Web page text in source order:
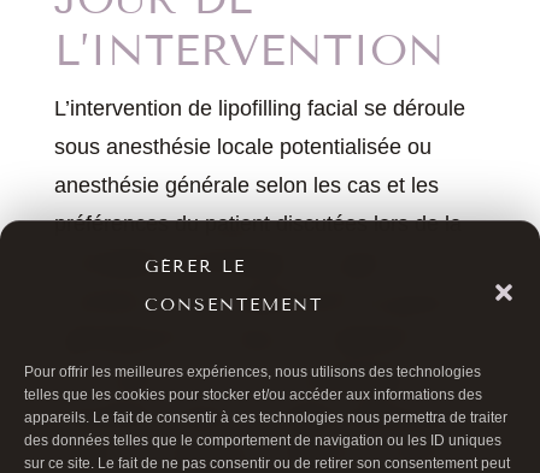
GÉRER LE
CONSENTEMENT
Pour offrir les meilleures expériences, nous utilisons des technologies
telles que les cookies pour stocker et/ou accéder aux informations des
appareils. Le fait de consentir à ces technologies nous permettra de traiter
des données telles que le comportement de navigation ou les ID uniques
sur ce site. Le fait de ne pas consentir ou de retirer son consentement peut
L’INTERVENTION
L’intervention de lipofilling facial se déroule
sous anesthésie locale potentialisée ou
anesthésie générale selon les cas et les
préférences du patient discutées lors de la
consultation d’anesthésie. Le geste
commence par un prélèvement de graisse,
des cuisses, suivi d’une centrifugation
permettant d’isoler les cellules graisseuses
viables. La réinjection s’effectue à l’aide de